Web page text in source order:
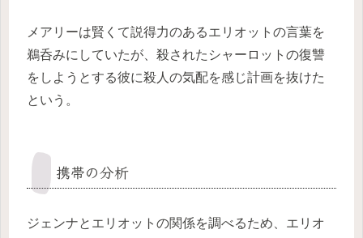
メアリーは賢くて説得力のあるエリオットの言葉を
鵜呑みにしていたが、殺されたシャーロットの復讐
をしようとする彼に殺人の気配を感じ計画を抜けた
という。
携帯の分析
ジェンナとエリオットの関係を調べるため、エリオ